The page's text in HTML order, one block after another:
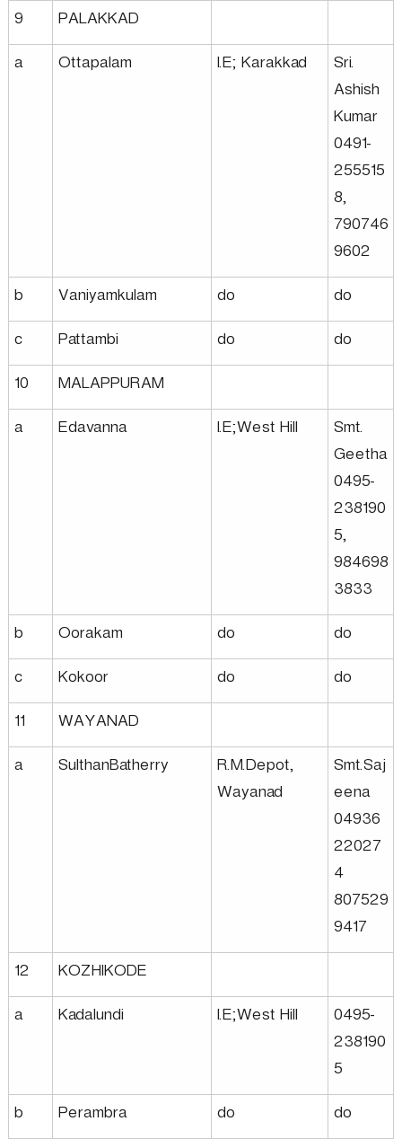
9
PALAKKAD
a
Ottapalam I.E; Karakkad
Sri.
Ashish
Kumar
0491-
255515
8,
790746
9602
b
Vaniyamkulam do
do
c
Pattambi do
do
10
MALAPPURAM
a
Edavanna I.E;West Hill
Smt.
Geetha
0495-
238190
5,
984698
3833
b
Oorakam do
do
c
Kokoor do
do
11
WAYANAD
a
SulthanBatherry
R.M.Depot,
Wayanad
Smt.Saj
eena
04936
22027
4
807529
9417
12
KOZHIKODE
a
Kadalundi I.E;West Hill
0495-
238190
5
b
Perambra do
do